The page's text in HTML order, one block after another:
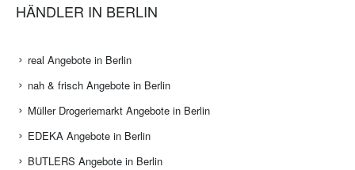
HÄNDLER IN BERLIN
real Angebote in Berlin
nah & frisch Angebote in Berlin
Müller Drogeriemarkt Angebote in Berlin
EDEKA Angebote in Berlin
BUTLERS Angebote in Berlin